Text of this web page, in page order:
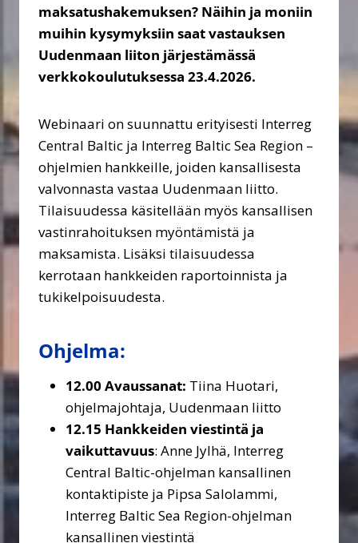
maksatushakemuksen? Näihin ja moniin
muihin kysymyksiin saat vastauksen
Uudenmaan liiton järjestämässä
verkkokoulutuksessa 23.4.2026.
Webinaari on suunnattu erityisesti Interreg
Central Baltic ja Interreg Baltic Sea Region –
ohjelmien hankkeille, joiden kansallisesta
valvonnasta vastaa Uudenmaan liitto.
Tilaisuudessa käsitellään myös kansallisen
vastinrahoituksen myöntämistä ja
maksamista. Lisäksi tilaisuudessa
kerrotaan hankkeiden raportoinnista ja
tukikelpoisuudesta.
Ohjelma:
12.00 Avaussanat: Tiina Huotari,
ohjelmajohtaja, Uudenmaan liitto
12.15 Hankkeiden viestintä ja
vaikuttavuus: Anne Jylhä, Interreg
Central Baltic-ohjelman kansallinen
kontaktipiste ja Pipsa Salolammi,
Interreg Baltic Sea Region-ohjelman
kansallinen viestintä